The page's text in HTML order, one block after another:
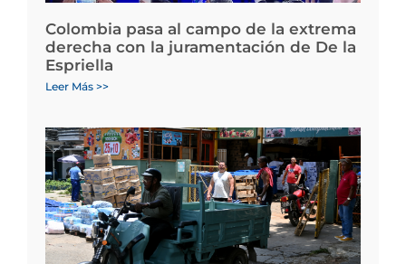
Colombia pasa al campo de la extrema
derecha con la juramentación de De la
Espriella
Leer Más >>